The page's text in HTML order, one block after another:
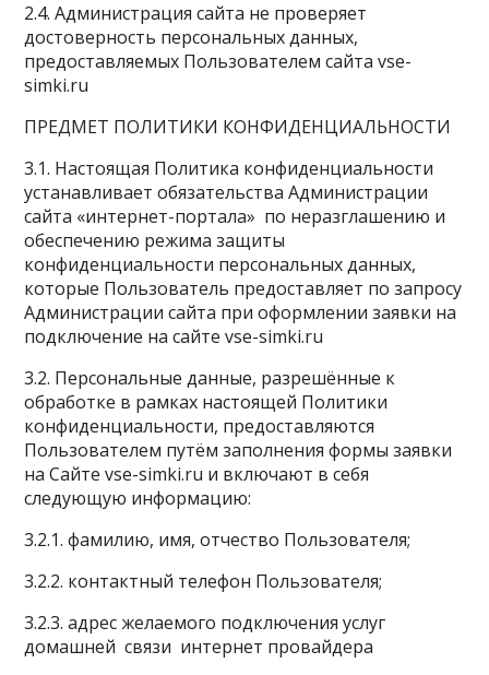
2.4. Администрация сайта не проверяет
достоверность персональных данных,
предоставляемых Пользователем сайта vse-
simki.ru
ПРЕДМЕТ ПОЛИТИКИ КОНФИДЕНЦИАЛЬНОСТИ
3.1. Настоящая Политика конфиденциальности
устанавливает обязательства Администрации
сайта «интернет-портала» по неразглашению и
обеспечению режима защиты
конфиденциальности персональных данных,
которые Пользователь предоставляет по запросу
Администрации сайта при оформлении заявки на
подключение на сайте vse-simki.ru
3.2. Персональные данные, разрешённые к
обработке в рамках настоящей Политики
конфиденциальности, предоставляются
Пользователем путём заполнения формы заявки
на Сайте vse-simki.ru и включают в себя
следующую информацию:
3.2.1. фамилию, имя, отчество Пользователя;
3.2.2. контактный телефон Пользователя;
3.2.3. адрес желаемого подключения услуг
домашней связи интернет провайдера